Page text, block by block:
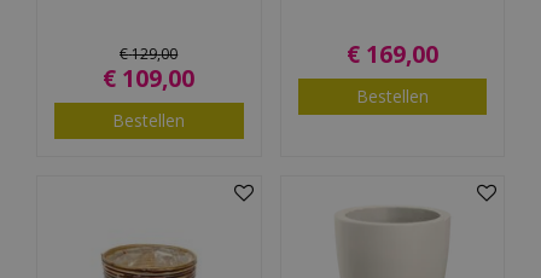
€129,00
€ 109,00
Bestellen
€ 169,00
Bestellen